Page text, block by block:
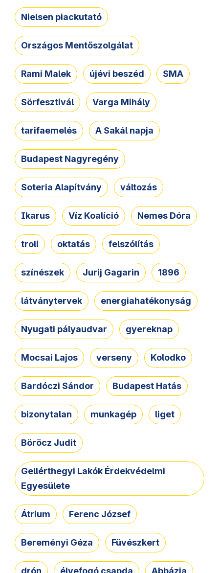
Nielsen piackutató
Országos Mentőszolgálat
Rami Malek újévi beszéd SMA
Sörfesztivál Varga Mihály
tarifaemelés A Sakál napja
Budapest Nagyregény
Soteria Alapítvány változás
Ikarus Víz Koalíció Nemes Dóra
troli oktatás felszólítás
színészek Jurij Gagarin 1896
látványtervek energiahatékonyság
Nyugati pályaudvar gyereknap
Mocsai Lajos verseny Kolodko
Bardóczi Sándor Budapest Hatás
bizonytalan munkagép liget
Böröcz Judit
Gellérthegyi Lakók Érdekvédelmi
Egyesülete
Átrium Ferenc József
Bereményi Géza Füvészkert
drón élvefogó csapda Abbázia